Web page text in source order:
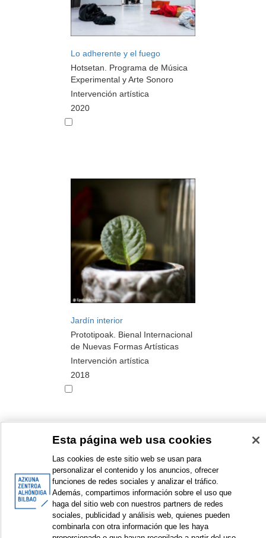
Lo adherente y el fuego
Hotsetan. Programa de Música
Experimental y Arte Sonoro
Intervención artística
2020
Jardín interior
Prototipoak. Bienal Internacional
de Nuevas Formas Artísticas
Intervención artística
2018
Elementos mostrados: 1 a 10 de 17
© Azkuna Zentroa - Alhóndiga Bilbao
Esta página web usa cookies
Las cookies de este sitio web se usan para
personalizar el contenido y los anuncios, ofrecer
funciones de redes sociales y analizar el tráfico.
Además, compartimos información sobre el uso que
haga del sitio web con nuestros partners de redes
sociales, publicidad y análisis web, quienes pueden
combinarla con otra información que les haya